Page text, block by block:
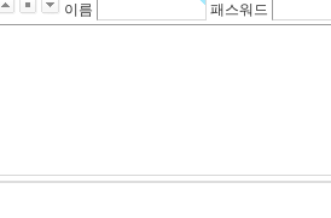
이름 패스워드